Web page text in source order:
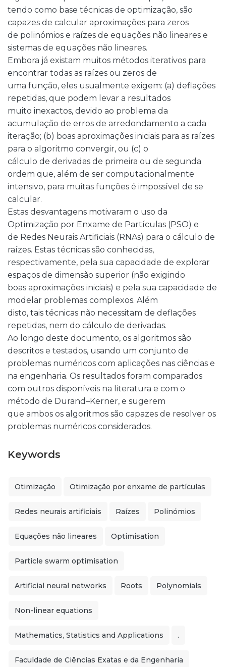
tendo como base técnicas de optimização, são
capazes de calcular aproximações para zeros
de polinómios e raízes de equações não lineares e
sistemas de equações não lineares.
Embora já existam muitos métodos iterativos para
encontrar todas as raízes ou zeros de
uma função, eles usualmente exigem: (a) deflações
repetidas, que podem levar a resultados
muito inexactos, devido ao problema da
acumulação de erros de arredondamento a cada
iteração; (b) boas aproximações iniciais para as raízes
para o algoritmo convergir, ou (c) o
cálculo de derivadas de primeira ou de segunda
ordem que, além de ser computacionalmente
intensivo, para muitas funções é impossível de se
calcular.
Estas desvantagens motivaram o uso da
Optimização por Enxame de Partículas (PSO) e
de Redes Neurais Artificiais (RNAs) para o cálculo de
raízes. Estas técnicas são conhecidas,
respectivamente, pela sua capacidade de explorar
espaços de dimensão superior (não exigindo
boas aproximações iniciais) e pela sua capacidade de
modelar problemas complexos. Além
disto, tais técnicas não necessitam de deflações
repetidas, nem do cálculo de derivadas.
Ao longo deste documento, os algoritmos são
descritos e testados, usando um conjunto de
problemas numéricos com aplicações nas ciências e
na engenharia. Os resultados foram comparados
com outros disponíveis na literatura e com o
método de Durand–Kerner, e sugerem
que ambos os algoritmos são capazes de resolver os
problemas numéricos considerados.
Keywords
Otimização Otimização por enxame de partículas
Redes neurais artificiais Raízes Polinómios
Equações não lineares Optimisation
Particle swarm optimisation
Artificial neural networks Roots Polynomials
Non-linear equations
Mathematics, Statistics and Applications .
Faculdade de Ciências Exatas e da Engenharia